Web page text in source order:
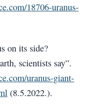
18706-uranus-
on its side?
scientists say”.
uranus-giant-
(8.5.2022.).